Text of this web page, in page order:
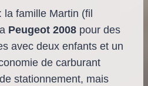
la famille Martin (fil
Peugeot 2008 pour des
avec deux enfants et un
de carburant
stationnement, mais